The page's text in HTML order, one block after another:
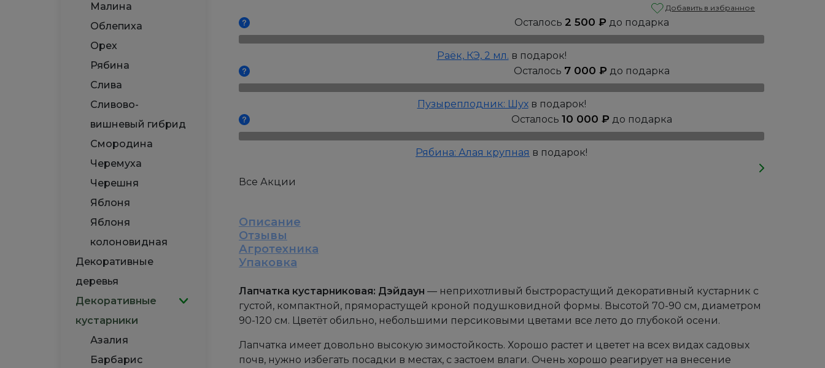
Малина
Облепиха
Орех
Рябина
Слива
Сливово-
вишневый гибрид
Смородина
Черемуха
Черешня
Яблоня
Яблоня
колоновидная
Декоративные
деревья
Декоративные
кустарники
Азалия
Барбарис
Р9
Добавить в избранное
Осталось 2 500 ₽ до подарка
Раёк, КЭ, 2 мл. в подарок!
Осталось 7 000 ₽ до подарка
Пузыреплодник: Шухв подарок!
Осталось 10 000 ₽ до подарка
Рябина: Алая крупная в подарок!
Все Акции
Описание
Отзывы
Агротехника
Упаковка
Лапчатка кустарниковая: Дэйдаун — неприхотливый быстрорастущий декоративный кустарник с
густой, компактной, пряморастущей кроной подушковидной формы. Высотой 70-90 см, диаметром
90-120 см. Цветёт обильно, небольшими персиковыми цветами все лето до глубокой осени.
Лапчатка имеет довольно высокую зимостойкость. Хорошо растет и цветет на всех видах садовых
почв, нужно избегать посадки в местах, с застоем влаги. Очень хорошо реагирует на внесение